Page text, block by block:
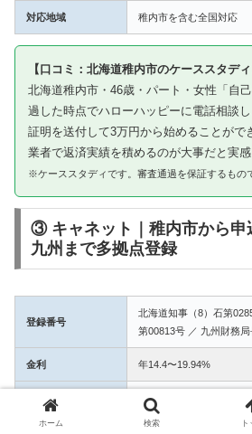
対応地域 稚内市を含む全国対応
【口コミ：北海道稚内市のケーススタディ
北海道稚内市・46歳・パート・女性「自
過した時点でハローハッピーに電話相談
証明を送付して3万円から始めることがで
業者で返済実績を積めるのが大事だと実感
※ケーススタディです。審査通過を保証するもの
③ キャネット｜稚内市から申
九州まで多拠点登録
登録番号
北海道知事（8）石第
第00813号 ／ 九州財務
金利 年14.4〜19.94%
融資額 1万〜50万円
ホーム 検索